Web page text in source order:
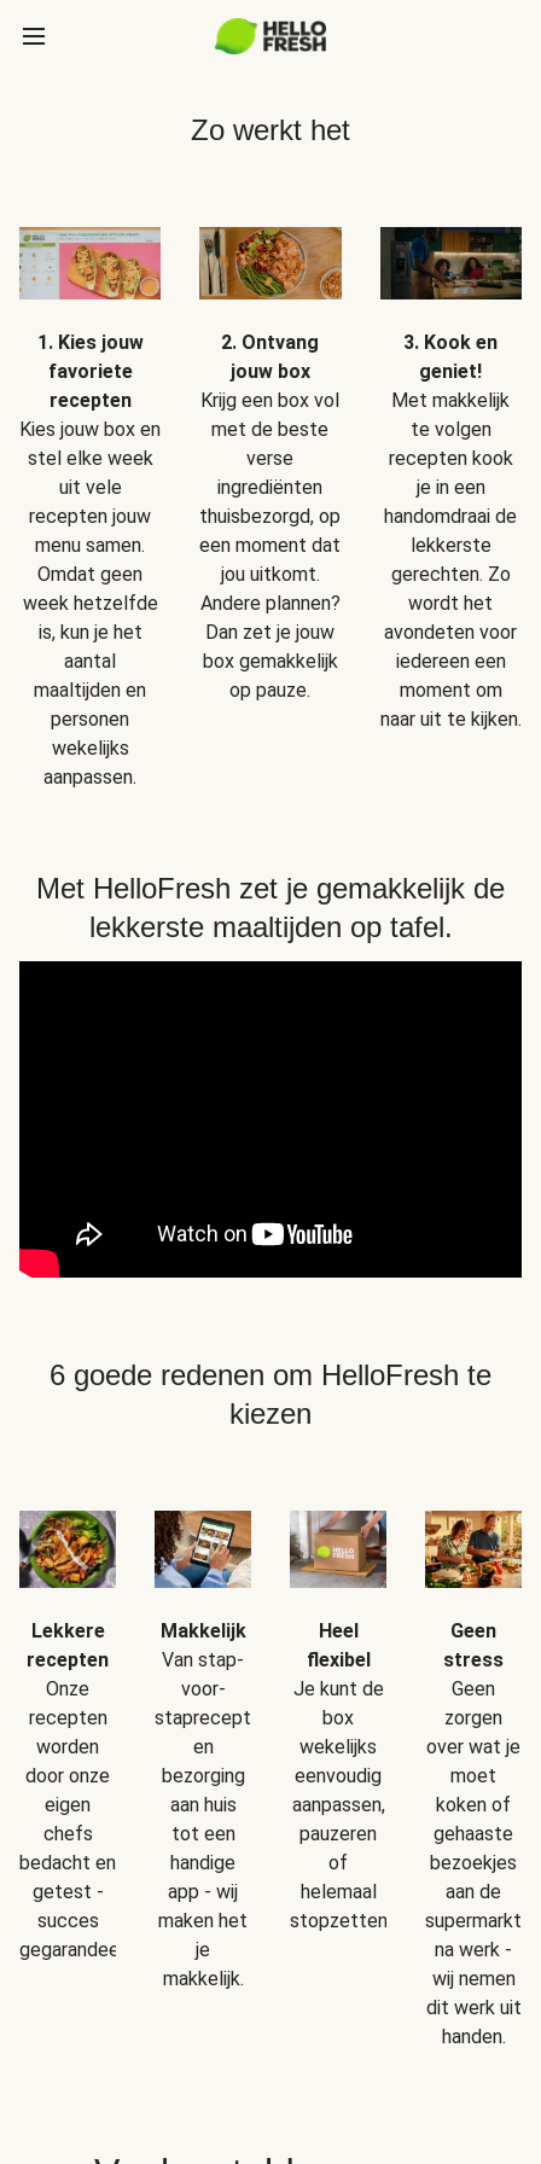
Zo werkt het
1. Kies jouw
favoriete
recepten
Kies jouw box en
stel elke week
uit vele
recepten jouw
menu samen.
Omdat geen
week hetzelfde
is, kun je het
aantal
maaltijden en
personen
wekelijks
aanpassen.
2. Ontvang
jouw box
Krijg een box vol
met de beste
verse
ingrediënten
thuisbezorgd, op
een moment dat
jou uitkomt.
Andere plannen?
Dan zet je jouw
box gemakkelijk
op pauze.
3. Kook en
geniet!
Met makkelijk
te volgen
recepten kook
je in een
handomdraai de
lekkerste
gerechten. Zo
wordt het
avondeten voor
iedereen een
moment om
naar uit te kijken.
Met HelloFresh zet je gemakkelijk de
lekkerste maaltijden op tafel.
6 goede redenen om HelloFresh te
kiezen
Lekkere
recepten
Onze
recepten
worden
door onze
eigen
chefs
bedacht en
getest -
succes
gegarandeerd!
Makkelijk
Van stap-
voor-
staprecepten
en
bezorging
aan huis
tot een
handige
app - wij
maken het
je
makkelijk.
Heel
flexibel
Je kunt de
box
wekelijks
eenvoudig
aanpassen,
pauzeren
of
helemaal
stopzetten.
Geen
stress
Geen
zorgen
over wat je
moet
koken of
gehaaste
bezoekjes
aan de
supermarkt
na werk -
wij nemen
dit werk uit
handen.